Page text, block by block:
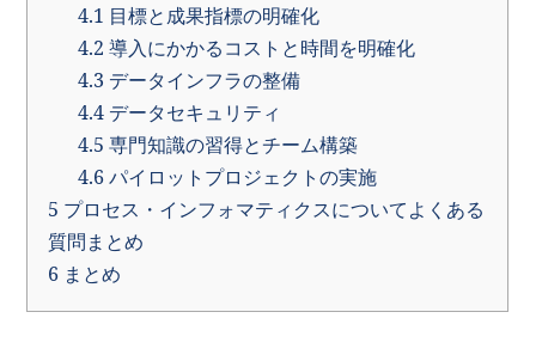
4.1 目標と成果指標の明確化
4.2 導入にかかるコストと時間を明確化
4.3 データインフラの整備
4.4データセキュリティ
4.5 専門知識の習得とチーム構築
4.6パイロットプロジェクトの実施
5 プロセス・インフォマティクスについてよくある
質問まとめ
6 まとめ